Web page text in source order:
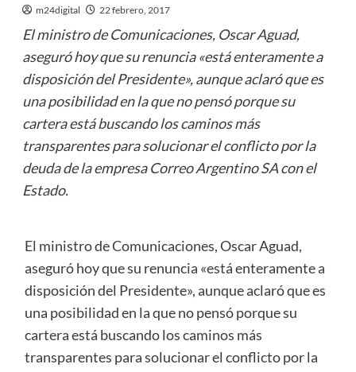
m24digital 22 febrero, 2017
El ministro de Comunicaciones, Oscar Aguad,
aseguró hoy que su renuncia «está enteramente a
disposición del Presidente», aunque aclaró que es
una posibilidad en la que no pensó porque su
cartera está buscando los caminos más
transparentes para solucionar el conflicto por la
deuda de la empresa Correo Argentino SA con el
Estado.
El ministro de Comunicaciones, Oscar Aguad,
aseguró hoy que su renuncia «está enteramente a
disposición del Presidente», aunque aclaró que es
una posibilidad en la que no pensó porque su
cartera está buscando los caminos más
transparentes para solucionar el conflicto por la